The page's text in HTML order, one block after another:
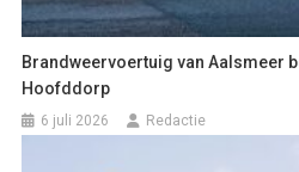
Brandweervoertuig van Aalsmeer
Hoofddorp
6 juli 2026 Redactie